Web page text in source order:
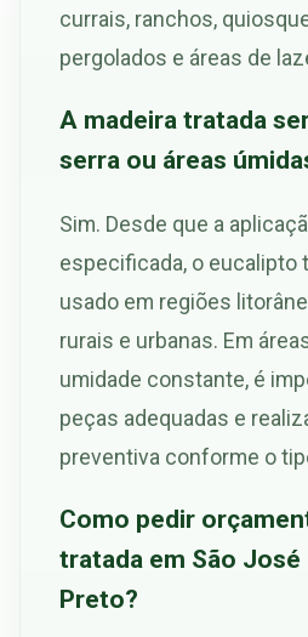
currais, ranchos,
pergolados e áreas de
A madeira tratada
serra ou áreas
Sim. Desde que a
especificada, o eucalipto
usado em regiões
rurais e urbanas. Em
umidade constante, é
peças adequadas e
preventiva conforme o
Como pedir
tratada em São José
Preto?